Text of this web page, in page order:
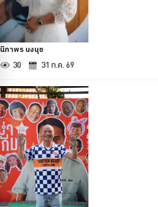
นิภาพร นงนุช
30 31 ก.ค. 69